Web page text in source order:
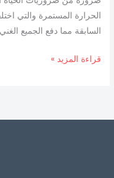
الحرارة المستمرة والتي
السابقة مما دفع الجميع
قراءة المزيد »